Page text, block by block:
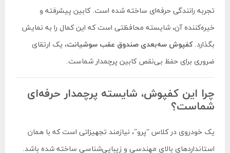
تجربه رانندگی حرفه‌ای ساخته شده است. کابین پیشرفته و
خیره‌کننده آن، شایسته محافظتی است که این کمال را به نمایش
بگذارد.کفپوش سه‌بعدی صندوق عقب سوشیانت، یک ارتقای
ضروری برای حفظ بی‌نقص کابین پرچمدار شماست.
چرا این کفپوش، شایسته پرچمدار حرفه‌ای
شماست؟
یک خودروی در کلاس “پرو”، نیازمند تجهیزاتی است که با همان
استانداردهای بالای مهندسی و زیبایی‌شناسی ساخته شده باشد.